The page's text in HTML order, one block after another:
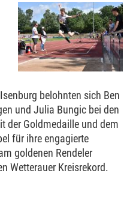
belohnten sich Ben
und Julia Bungic bei den
der Goldmedaille und dem
für ihre engagierte
goldenen Rendeler
Wetterauer Kreisrekord.